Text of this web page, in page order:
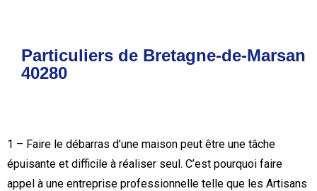
Particuliers de Bretagne-de-Marsan
40280
1 – Faire le débarras d’une maison peut être une tâche
épuisante et difficile à réaliser seul. C’est pourquoi faire
appel à une entreprise professionnelle telle que les Artisans